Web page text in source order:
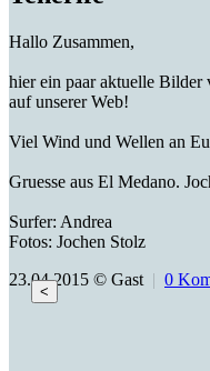
Hallo Zusammen,
hier ein paar aktuelle
auf unserer Web!
Viel Wind und Wellen an
Gruesse aus El Medano.
Surfer: Andrea
Fotos: Jochen Stolz
23.04.2015 © Gast | 0
<